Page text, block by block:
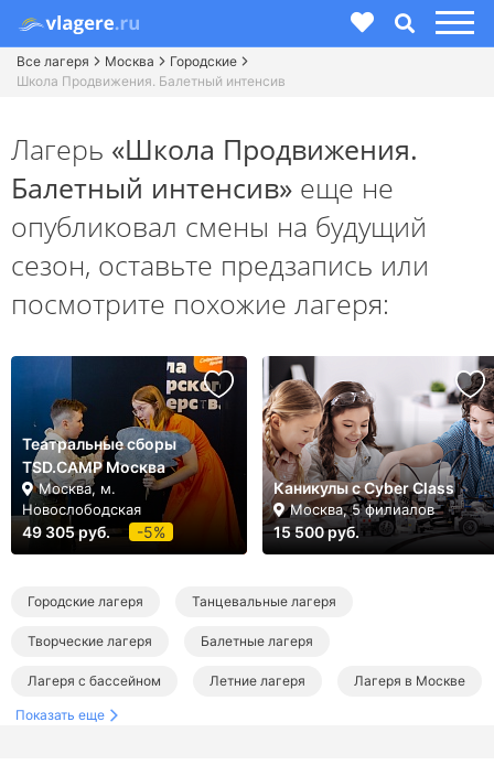
Все лагеря Москва
Городские
Школа Продвижения. Балетный интенсив
Лагерь «Школа Продвижения.
Балетный интенсив» еще не
опубликовал смены на будущий
сезон, оставьте предзапись или
посмотрите похожие лагеря:
Театральные сборы
TSD.CAMP Москва
Москва, м.
Новослободская
49 305 руб. -5%
Каникулы с Cyber Class
Москва, 5 филиалов
15 500 руб.
Городские лагеря Танцевальные лагеря
Творческие лагеря Балетные лагеря
Лагеря с бассейном Летние лагеря Лагеря в Москве
Дневные лагеря в Москве
Показать еще